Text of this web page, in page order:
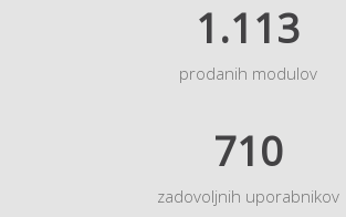
1.113
prodanih modulov
710
zadovoljnih uporabnikov